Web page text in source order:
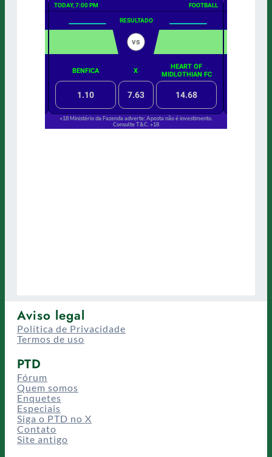
Aviso legal
Política de Privacidade
Termos de uso
PTD
Fórum
Quem somos
Enquetes
Especiais
Siga o PTD no X
Contato
Site antigo